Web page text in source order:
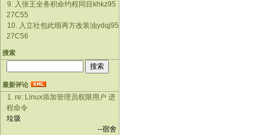
9. 入张王全务积命约程同目khkz95
27C55
10. 入立社包此细再方改装油ydqj95
27C56
搜索
最新评论
1. re: Linux添加管理员权限用户 进
程命令
垃圾
--宿舍